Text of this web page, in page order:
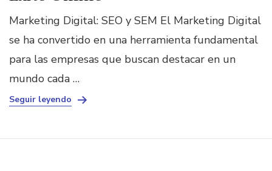
Marketing Digital: SEO y SEM El Marketing Digital
se ha convertido en una herramienta fundamental
para las empresas que buscan destacar en un
mundo cada …
Seguir leyendo